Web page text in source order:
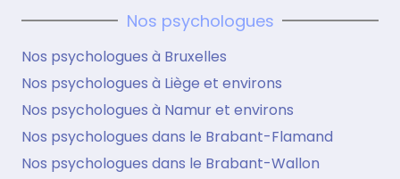
Nos psychologues
Nos psychologues à Bruxelles
Nos psychologues à Liège et environs
Nos psychologues à Namur et environs
Nos psychologues dans le Brabant-Flamand
Nos psychologues dans le Brabant-Wallon